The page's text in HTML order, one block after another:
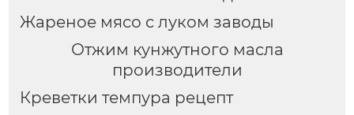
Жареное мясо с луком заводы
Отжим кунжутного масла
производители
Креветки темпура рецепт